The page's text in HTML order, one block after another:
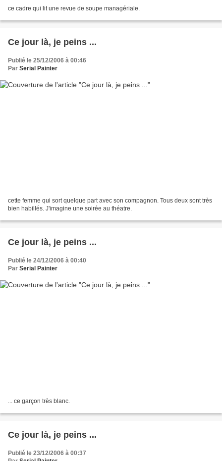
ce cadre qui lit une revue de soupe managériale.
Ce jour là, je peins ...
Publié le 25/12/2006 à 00:46
Par Serial Painter
cette femme qui sort quelque part avec son compagnon. Tous deux sont très
bien habillés. J'imagine une soirée au théatre.
Ce jour là, je peins ...
Publié le 24/12/2006 à 00:40
Par Serial Painter
... ce garçon très blanc.
Ce jour là, je peins ...
Publié le 23/12/2006 à 00:37